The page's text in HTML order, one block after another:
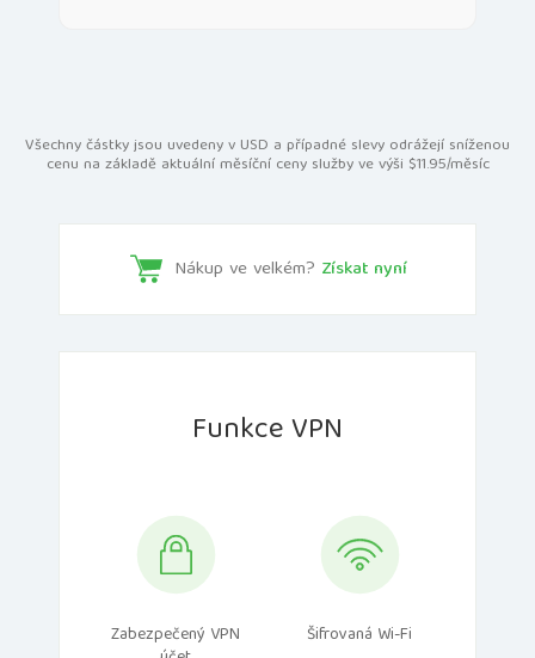
Všechny částky jsou uvedeny v USD a případné slevy odrážejí sníženou
cenu na základě aktuální měsíční ceny služby ve výši $11.95/měsíc
Nákup ve velkém? Získat nyní
Funkce VPN
Zabezpečený VPN Šifrovaná Wi-Fi